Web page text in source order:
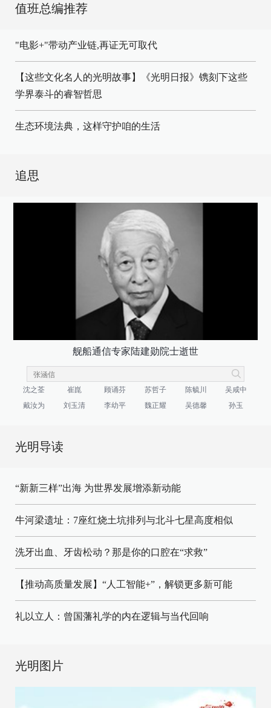
值班总编推荐
"电影+"带动产业链,再证无可取代
【这些文化名人的光明故事】《光明日报》镌刻下这些
学界泰斗的睿智哲思
生态环境法典，这样守护咱的生活
追思
舰船通信专家陆建勋院士逝世
沈之荃 崔崑 顾诵芬 苏哲子 陈毓川
吴咸中
戴汝为
刘玉清 李幼平 魏正耀 吴德馨 孙玉
光明导读
“新新三样”出海 为世界发展增添新动能
牛河梁遗址：7座红烧土坑排列与北斗七星高度相似
洗牙出血、牙齿松动？那是你的口腔在“求救”
【推动高质量发展】“人工智能+”，解锁更多新可能
礼以立人：曾国藩礼学的内在逻辑与当代回响
光明图片